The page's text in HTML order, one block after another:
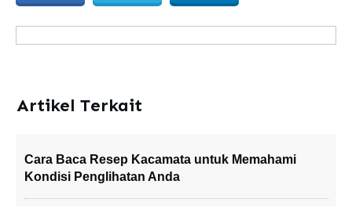
Artikel Terkait
Cara Baca Resep Kacamata untuk Memahami
Kondisi Penglihatan Anda